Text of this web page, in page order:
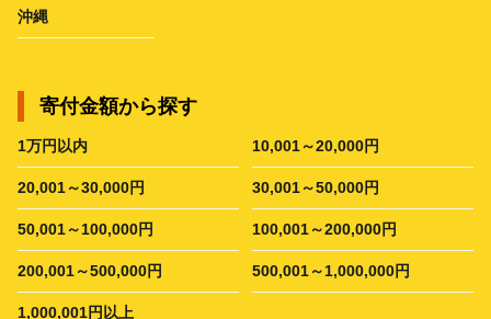
沖縄
寄付金額から探す
1万円以内 10,001～20,000円
20,001～30,000円 30,001～50,000円
50,001～100,000円 100,001～200,000円
200,001～500,000円 500,001～1,000,000円
1,000,001円以上